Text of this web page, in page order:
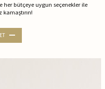
her bütçeye uygun seçenekler ile
kamaştırın!